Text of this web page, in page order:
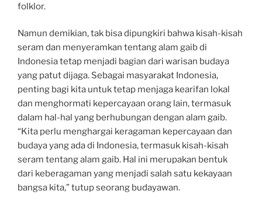
folklor.
Namun demikian, tak bisa dipungkiri bahwa kisah-kisah
seram dan menyeramkan tentang alam gaib di
Indonesia tetap menjadi bagian dari warisan budaya
yang patut dijaga. Sebagai masyarakat Indonesia,
penting bagi kita untuk tetap menjaga kearifan lokal
dan menghormati kepercayaan orang lain, termasuk
dalam hal-hal yang berhubungan dengan alam gaib.
“Kita perlu menghargai keragaman kepercayaan dan
budaya yang ada di Indonesia, termasuk kisah-kisah
seram tentang alam gaib. Hal ini merupakan bentuk
dari keberagaman yang menjadi salah satu kekayaan
bangsa kita,” tutup seorang budayawan.